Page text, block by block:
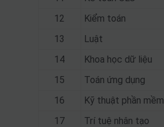
12
Kiểm toán
13
Luật
14
Khoa học dữ liệu
15
Toán ứng dụng
16
Kỹ thuật phần mềm
17
Trí tuệ nhân tạo